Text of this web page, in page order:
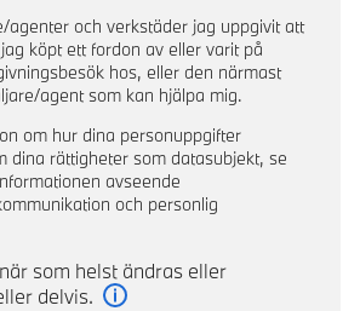
och verkstäder jag uppgivit att
köpt ett fordon av eller varit på
hos, eller den närmast
agent som kan hjälpa mig.
om hur dina personuppgifter
dina rättigheter som datasubjekt, se
avseende
och personlig
som helst ändras eller
delvis.